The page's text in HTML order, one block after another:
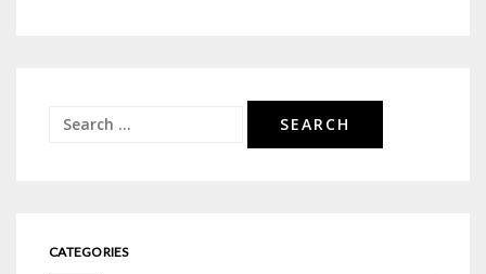
Search
CATEGORIES